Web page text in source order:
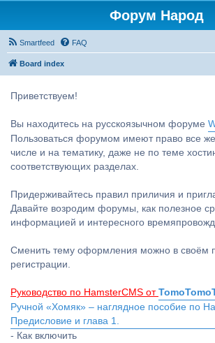
Форум Народ
Smartfeed FAQ
Board index
Приветствуем!
Вы находитесь на русскоязычном форуме
Пользоваться форумом имеют право все
числе и на тематику, даже не по теме
соответствующих разделах.
Придерживайтесь правил приличия и
Давайте возродим форумы, как полезное
информацией и интересного
Сменить тему оформления можно в своём
регистрации.
Руководство по HamsterCMS от
Ручной «Хомяк» – наглядное пособие по
Предисловие и глава 1.
- Как включить